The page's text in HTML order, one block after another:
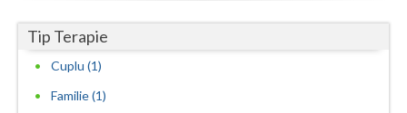
Mehedinti
Mures
Neamt
Tip Terapie
Cuplu (1)
Familie (1)